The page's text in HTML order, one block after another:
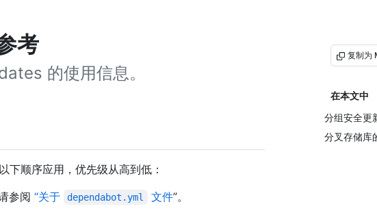
考
的使用信息。
复制为
在本文中
分组安全更
分叉存储库
顺序应用，优先级从高到低：
参阅 “关于 dependabot.yml 文件”。